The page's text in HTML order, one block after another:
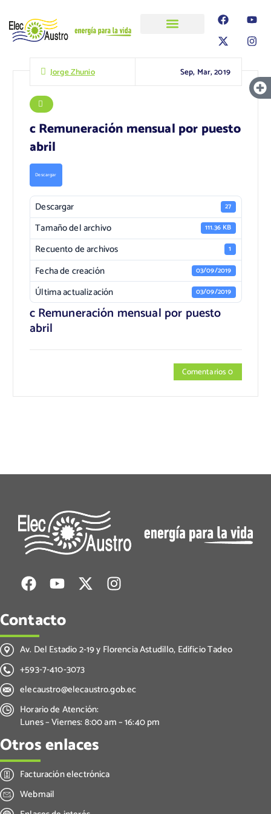
Jorge Zhunio Sep, Mar, 2019
c Remuneración mensual por puesto
abril
Descargar
Descargar 27
Tamaño del archivo 111.36 KB
Recuento de archivos 1
Fecha de creación 03/09/2019
Última actualización 03/09/2019
c Remuneración mensual por puesto
abril
Comentarios 0
Contacto
Av. Del Estadio 2-19 y Florencia Astudillo, Edificio Tadeo
+593-7-410-3073
elecaustro@elecaustro.gob.ec
Horario de Atención:
Lunes – Viernes: 8:00 am – 16:40 pm
Otros enlaces
Facturación electrónica
Webmail